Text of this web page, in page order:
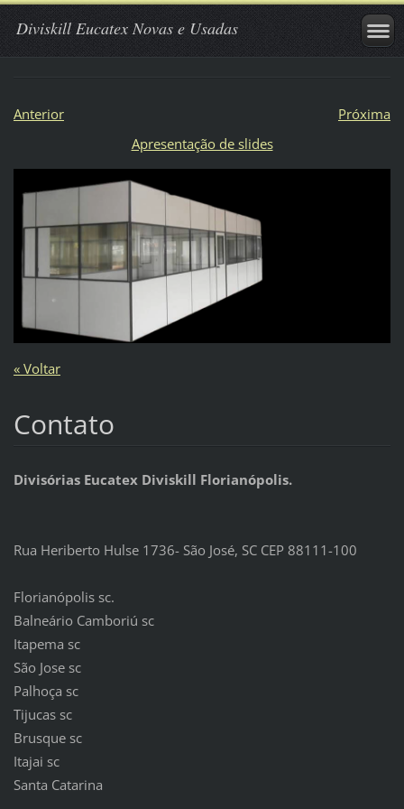
Diviskill Eucatex Novas e Usadas
Anterior
Próxima
Apresentação de slides
« Voltar
Contato
Divisórias Eucatex Diviskill Florianópolis.
Rua Heriberto Hulse 1736- São José, SC CEP 88111-100
Florianópolis sc.
Balneário Camboriú sc
Itapema sc
São Jose sc
Palhoça sc
Tijucas sc
Brusque sc
Itajai sc
Santa Catarina